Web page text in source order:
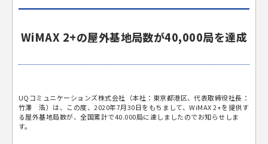
WiMAX 2+の屋外基地局数が40,000局を達成
UQコミュニケーションズ株式会社（本社：東京都港区、代表取締役社長：
竹澤 浩）は、この度、2020年7月30日をもちまして、WiMAX 2+を提供す
る屋外基地局数が、全国累計で40.000局に達しましたのでお知らせしま
す。